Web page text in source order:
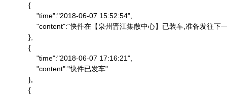
            {
                "time":"2018-06-07 15:52:54",
"content":"快件在【泉州晋江集散中心】已装车,准备发往下
            },
            {
                "time":"2018-06-07 17:16:21",
                "content":"快件已发车"
            },
            {